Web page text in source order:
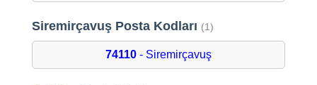
Siremirçavuş Posta Kodları (1)
74110- Siremirçavuş